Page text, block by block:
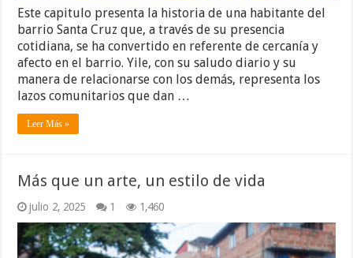
Este capitulo presenta la historia de una habitante del
barrio Santa Cruz que, a través de su presencia
cotidiana, se ha convertido en referente de cercanía y
afecto en el barrio. Yile, con su saludo diario y su
manera de relacionarse con los demás, representa los
lazos comunitarios que dan …
Leer Más »
Más que un arte, un estilo de vida
julio 2, 2025 1 1,460